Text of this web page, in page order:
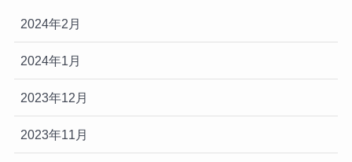
2024年2月
2024年1月
2023年12月
2023年11月